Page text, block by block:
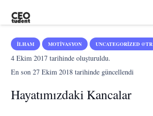
İLHAM MOTIVASYON UNCATEGORIZED @TR
4 Ekim 2017 tarihinde oluşturuldu.
En son27 Ekim 2018 tarihinde güncellendi
Hayatımızdaki Kancalar